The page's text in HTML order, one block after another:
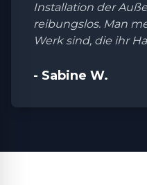
Installation der
reibungslos. Man
Werk sind, die ihr
- Sabine W.